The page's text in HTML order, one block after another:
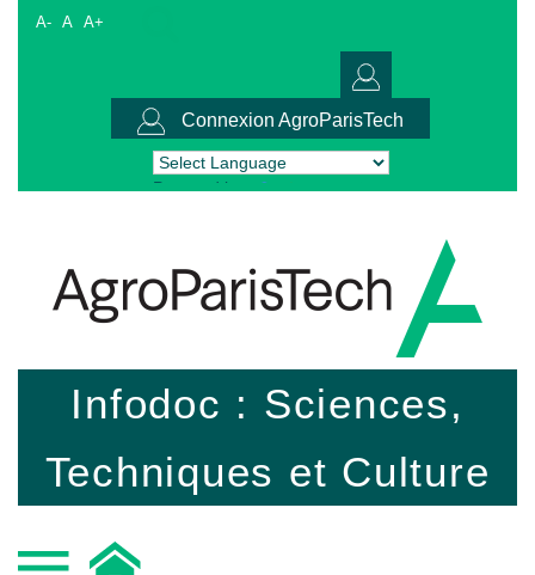
A- A A+
Connexion AgroParisTech
Powered by Translate
Infodoc : Sciences,
Techniques et Culture